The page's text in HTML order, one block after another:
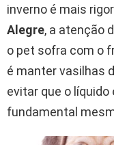
inverno é mais
Alegre, a atenção
o pet sofra com o
é manter vasilhas
evitar que o
fundamental